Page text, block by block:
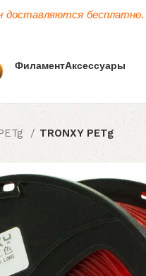
доставляются бесплатно.
ФиламентАксессуары
TRONXY PETg